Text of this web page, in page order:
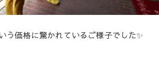
う価格に驚かれているご様子でした✨